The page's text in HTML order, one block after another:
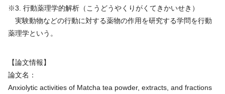
※3. 行動薬理学的解析（こうどうやくりがくてきかいせき）
実験動物などの行動に対する薬物の作用を研究する学問を行動
薬理学という。
【論文情報】
論文名：
Anxiolytic activities of Matcha tea powder, extracts, and fractions